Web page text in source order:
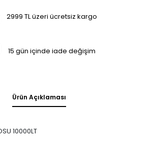
2999 TL üzeri ücretsiz kargo
15 gün içinde iade değişim
Ürün Açıklaması
10000LT